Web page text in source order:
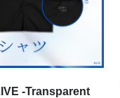
-Transparent